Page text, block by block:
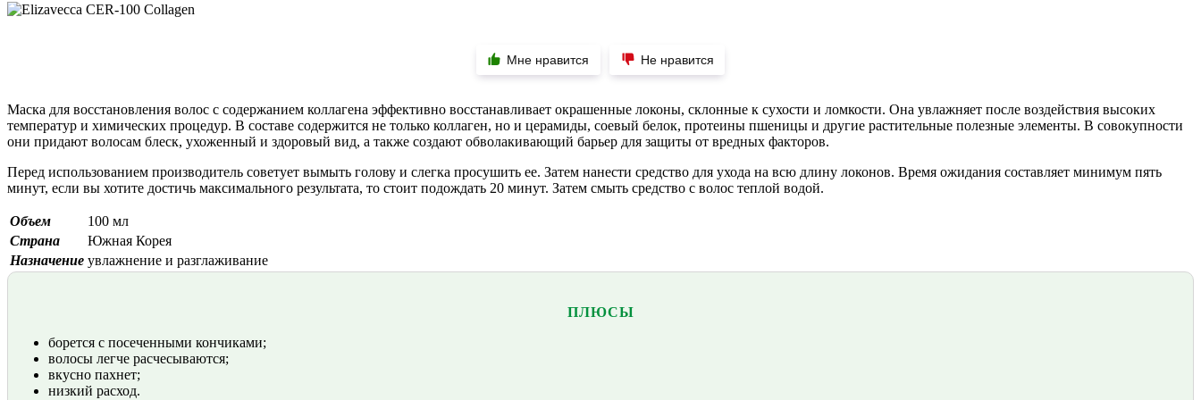
Мне нравится Не нравится
Маска для восстановления волос с содержанием коллагена эффективно восстанавливает окрашенные локоны, склонные к сухости и ломкости. Она увлажняет после воздействия высоких
температур и химических процедур. В составе содержится не только коллаген, но и церамиды, соевый белок, протеины пшеницы и другие растительные полезные элементы. В совокупности
они придают волосам блеск, ухоженный и здоровый вид, а также создают обволакивающий барьер для защиты от вредных факторов.
Перед использованием производитель советует вымыть голову и слегка просушить ее. Затем нанести средство для ухода на всю длину локонов. Время ожидания составляет минимум пять
минут, если вы хотите достичь максимального результата, то стоит подождать 20 минут. Затем смыть средство с волос теплой водой.
Объем
100 мл
Страна
Южная Корея
Назначение увлажнение и разглаживание
ПЛЮСЫ
борется с посеченными кончиками;
волосы легче расчесываются;
вкусно пахнет;
низкий расход.